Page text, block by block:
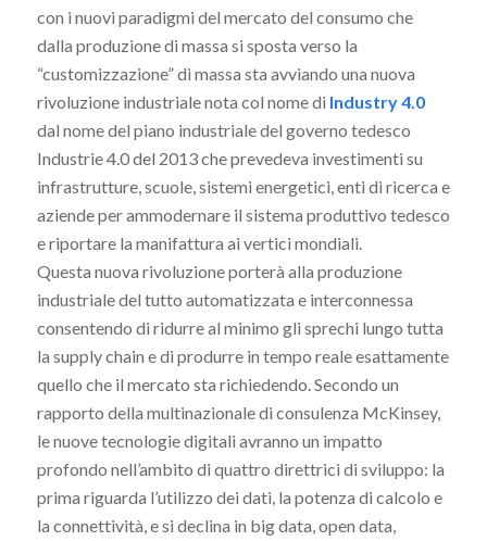
con i nuovi paradigmi del mercato del consumo che
dalla produzione di massa si sposta verso la
“customizzazione” di massa sta avviando una nuova
rivoluzione industriale nota col nome di Industry 4.0
dal nome del piano industriale del governo tedesco
Industrie 4.0 del 2013 che prevedeva investimenti su
infrastrutture, scuole, sistemi energetici, enti di ricerca e
aziende per ammodernare il sistema produttivo tedesco
e riportare la manifattura ai vertici mondiali.
Questa nuova rivoluzione porterà alla produzione
industriale del tutto automatizzata e interconnessa
consentendo di ridurre al minimo gli sprechi lungo tutta
la supply chain e di produrre in tempo reale esattamente
quello che il mercato sta richiedendo. Secondo un
rapporto della multinazionale di consulenza McKinsey,
le nuove tecnologie digitali avranno un impatto
profondo nell’ambito di quattro direttrici di sviluppo: la
prima riguarda l’utilizzo dei dati, la potenza di calcolo e
la connettività, e si declina in big data, open data,